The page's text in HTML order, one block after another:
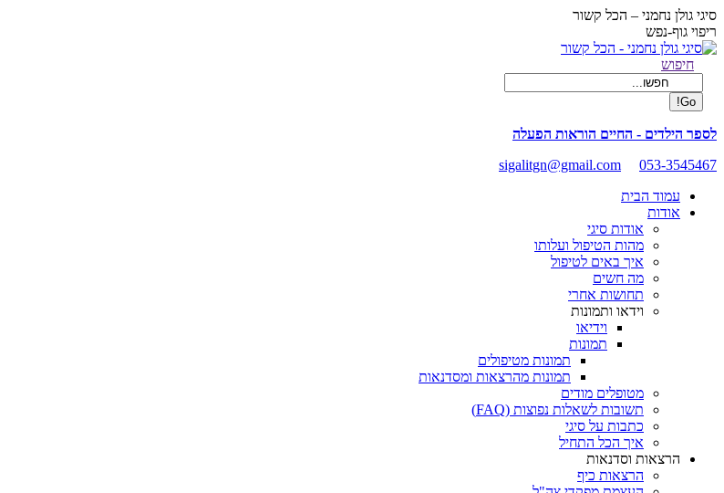
Skip
to
content
סיגי גולן נחמני – הכל קשור
ריפוי גוף-נפש
Facebook
opens
new
window
Search:
חיפוש
לספר הילדים - החיים הוראות הפעלה
sigalitgn@gmail.com
053-3545467
עמוד הבית
אודות
אודות סיגי
מהות הטיפול ועלותו
איך באים לטיפול
מה חשים
תחושות אחרי
וידאו ותמונות
וידיאו
תמונות
תמונות מטיפולים
תמונות מהרצאות ומסדנאות
מטופלים מודים
תשובות לשאלות נפוצות (FAQ)
כתבות על סיגי
איך הכל התחיל
הרצאות וסדנאות
הרצאות כיף